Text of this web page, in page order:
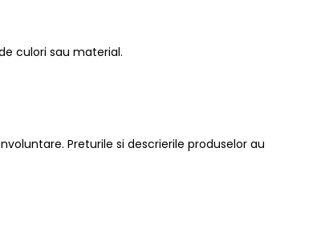
culori sau material.
Preturile si descrierile produselor au